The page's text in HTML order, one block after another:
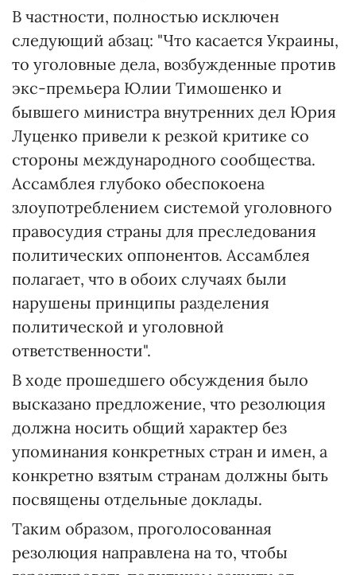
В частности, полностью исключен
следующий абзац: "Что касается Украины,
то уголовные дела, возбужденные против
экс-премьера Юлии Тимошенко и
бывшего министра внутренних дел Юрия
Луценко привели к резкой критике со
стороны международного сообщества.
Ассамблея глубоко обеспокоена
злоупотреблением системой уголовного
правосудия страны для преследования
политических оппонентов. Ассамблея
полагает, что в обоих случаях были
нарушены принципы разделения
политической и уголовной
ответственности".
В ходе прошедшего обсуждения было
высказано предложение, что резолюция
должна носить общий характер без
упоминания конкретных стран и имен, а
конкретно взятым странам должны быть
посвящены отдельные доклады.
Таким образом, проголосованная
резолюция направлена на то, чтобы